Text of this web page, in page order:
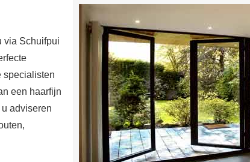
via Schuifpui
specialisten
een haarfijn
adviseren